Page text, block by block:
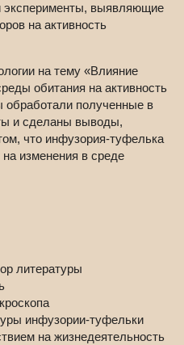
эксперименты, выявляющие
на активность
на тему «Влияние
обитания на активность
обработали полученные в
и сделаны выводы,
что инфузория-туфелька
изменения в среде
литературы
инфузории-туфельки
на жизнедеятельность